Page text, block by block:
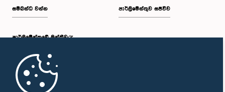
සම්බන්ධ වන්න
පාර්ලි‌මේන්තුවේ මන්ත්‍රීවරු
මුල් පිටුව
පාර්ලිමේන්තුව සජීවීව